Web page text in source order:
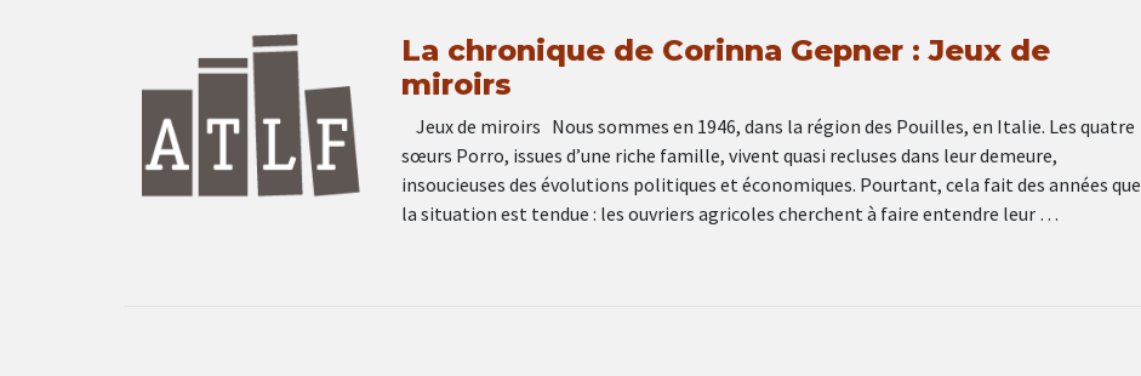
La chronique de Corinna Gepner : Jeux de
miroirs
Jeux de miroirs Nous sommes en 1946, dans la région des Pouilles, en Italie. Les quatre
sœurs Porro, issues d’une riche famille, vivent quasi recluses dans leur demeure,
insoucieuses des évolutions politiques et économiques. Pourtant, cela fait des années que
la situation est tendue : les ouvriers agricoles cherchent à faire entendre leur …